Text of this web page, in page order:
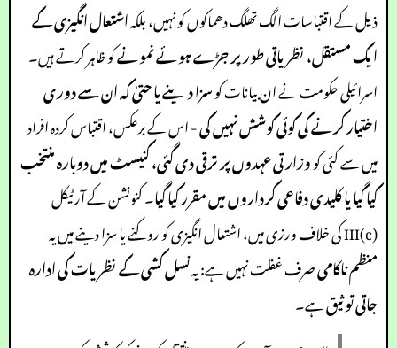
ذیل کے اقتباسات الگ تھلگ دھماکوں کو نہیں، بلکہاشتعال انگیزی کے
ایک مستقل، نظریاتی طور پر جڑے ہوئے نمونےکو ظاہر کرتے ہیں۔
اسرائیلی حکومت نے ان بیانات کوسزا دینے یا حتیٰ کہ ان سے دوری
اختیار کرنے کی کوئی کوشش نہیں کی- اس کے برعکس، اقتباس کردہ افراد
میں سے کئی کووزارتی عہدوں پر ترقی دی گئی، کنیسٹ میں دوبارہ منتخب
کیا گیا یا کلیدی دفاعی کرداروں میں مقرر کیا گیا۔ کنونشن کے آرٹیکل
III(c) کی خلاف ورزی میں، اشتعال انگیزی کو روکنے یا سزا دینے میں یہ
منظم ناکامیصرف غفلت نہیں ہے: یہنسل کشی کے نظریات کی ادارہ
جاتی توثیقہے۔